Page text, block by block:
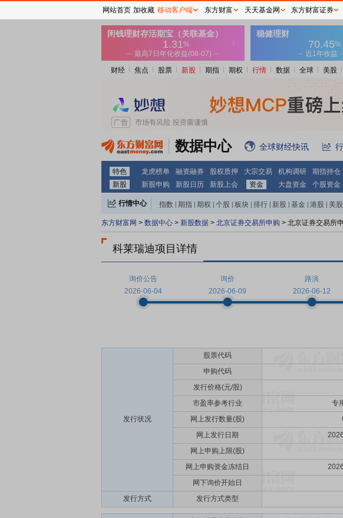
财经 焦点 股票 新股 期指 期权 行情 数据 全球 美股
数据中心 全球财经快讯
特色 龙虎榜单 融资融券 股权质押 大宗交易 机构调研 期指持仓
新股
新股申购 新股日历 新股上会 资金 大盘资金 个股资金
行情中心 指数 期指 期权 个股 板块 排行 新股 基金 港股 美股
东方财富网 > 数据中心 > 新股数据 > 北京证券交易所申购 > 北京证券交易所
科莱瑞迪项目详情
询价公告
2026-06-04
询价
2026-06-09
路演
2026-06-12
发行状况
股票代码
申购代码
发行价格(元/股)
市盈率参考行业
专
网上发行数量(股)
网上发行日期
网上申购上限(股)
网上申购资金冻结日
网下询价开始日
发行方式
发行方式类型
网站首页 加收藏 移动客户端 东方财富 天天基金网 东方财富证券